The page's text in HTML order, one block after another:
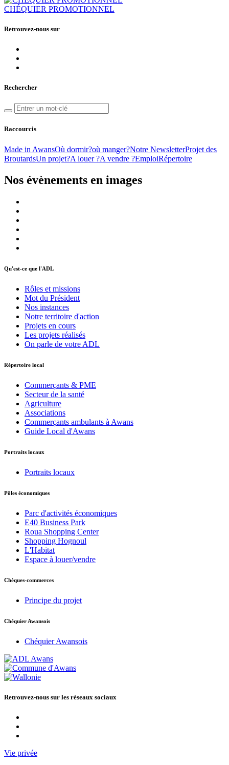
CHÉQUIER PROMOTIONNEL
Retrouvez-nous sur
Rechercher
Raccourcis
Made in AwansOù dormir?où manger?Notre NewsletterProjet des
BroutardsUn projet?A louer ?A vendre ?EmploiRépertoire
Nos évènements en images
Qu'est-ce que l'ADL
Rôles et missions
Mot du Président
Nos instances
Notre territoire d'action
Projets en cours
Les projets réalisés
On parle de votre ADL
Répertoire local
Commerçants & PME
Secteur de la santé
Agriculture
Associations
Commerçants ambulants à Awans
Guide Local d'Awans
Portraits locaux
Portraits locaux
Pôles économiques
Parc d'activités économiques
E40 Business Park
Roua Shopping Center
Shopping Hognoul
L'Habitat
Espace à louer/vendre
Chèques-commerces
Principe du projet
Chéquier Awansois
Chéquier Awansois
Retrouvez-nous sur les réseaux sociaux
Vie privée